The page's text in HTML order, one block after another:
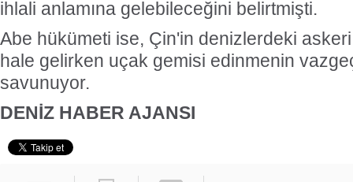
ihlali anlamına gelebileceğini belirtmişti.
Abe hükümeti ise, Çin'in denizlerdeki askeri
hale gelirken uçak gemisi edinmenin
savunuyor.
DENİZ HABER AJANSI